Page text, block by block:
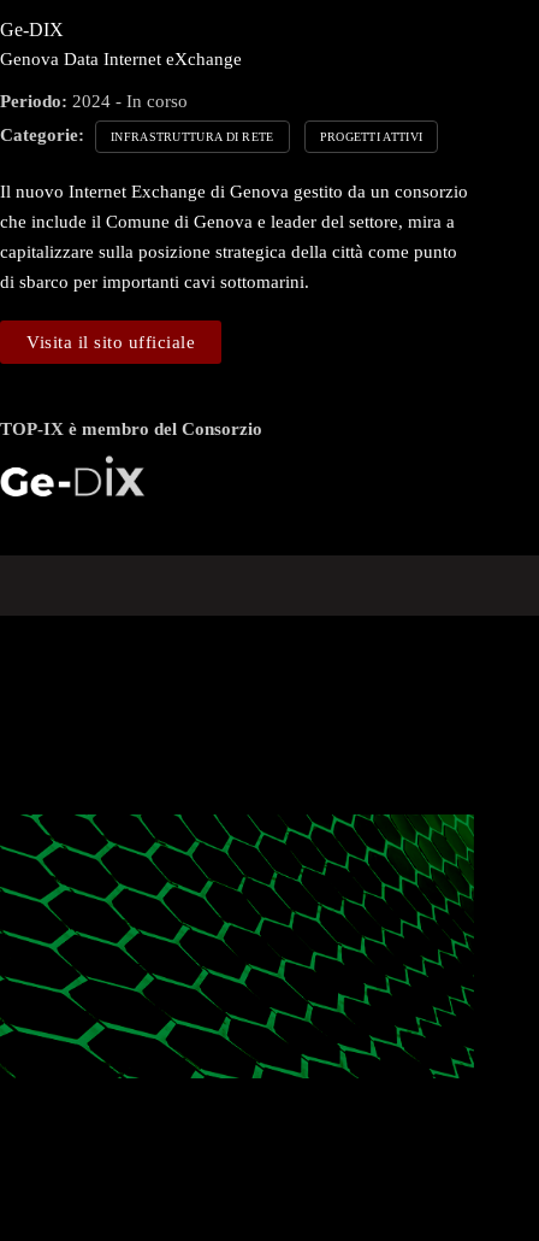
Ge-DIX
Genova Data Internet eXchange
Periodo: 2024 - In corso
Categorie:
INFRASTRUTTURA DI RETE PROGETTI ATTIVI
Il nuovo Internet Exchange di Genova gestito da un consorzio
che include il Comune di Genova e leader del settore, mira a
capitalizzare sulla posizione strategica della città come punto
di sbarco per importanti cavi sottomarini.
Visita il sito ufficiale
TOP-IX è membro del Consorzio